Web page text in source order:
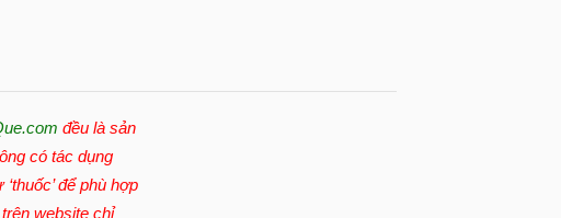
đều là sản
có tác dụng
để phù hợp
website chỉ